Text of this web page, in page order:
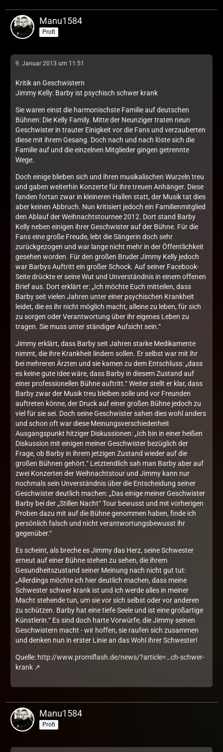
Manu1584
Profi
9. Januar 2013 um 11:51
Kritik an Geschwistern
Jimmy Kelly: Barby ist psychisch schwer krank
Sie waren einst die harmonischste Familie auf deutschen
Bühnen: Die Kelly Family. Mitte der Neunziger traten neun
Geschwister in trauter Einigkeit vor die Fans und verzauberten
diese mit ihrem Gesang. Doch nach und nach löste sich die
Familie auf und die einzelnen Mitglieder gingen getrennte
Wege.
Doch einige blieben sich und ihren musikalischen Wurzeln treu
und gaben weiterhin Konzerte für ihre treuen Anhänger. Diese
fanden fortan zwar in kleineren Hallen statt, der Musik tat dies
aber keinen Abbruch. Nun kritisiert jedoch ein Familienmitglied
den Ablauf der Weihnachtstournee 2012. Dort stand Barby
Kelly neben einigen ihrer Geschwister auf der Bühne. Für die
Fans eine große Freude, lebt die Sängerin doch sehr
zurückgezogen und war lange nicht mehr in der Öffentlichkeit
gesehen worden. Für den großen Bruder Jimmy Kelly jedoch
war Barbys Auftritt ein großer Schock. Auf seiner Facebook-
Seite drückte er seine Wut und Unverständnis in einem offenen
Brief aus. Dort erklärt er: „Ich möchte Euch mitteilen, dass
Barby seit vielen Jahren unter einer psychischen Krankheit
leidet, die es ihr nicht möglich macht, alleine zu leben, für sich
zu sorgen oder Verantwortung über ihr eigenes Leben zu
tragen. Sie muss unter ständiger Aufsicht sein.“
Jimmy erklärt, dass Barby seit Jahren starke Medikamente
nimmt, die ihre Krankheit lindern sollen. Er selbst war mit ihr
bei mehreren Ärzten und sie kamen zu dem Entschluss: „dass
es keine gute Idee wäre, dass Barby in diesem Zustand auf
einer professionellen Bühne auftritt.“ Weiter stellt er klar, dass
Barby zwar der Musik treu bleiben solle und vor Freunden
auftreten könne, der Druck auf einer großen Bühne jedoch zu
viel für sie sei. Doch seine Geschwister sahen dies wohl anders
und schon oft war diese Meinungsverschiedenheit
Ausgangspunkt hitziger Diskussionen: „Ich bin in einer heißen
Diskussion mit einigen meiner Geschwister bezüglich der
Frage, ob Barby in ihrem jetzigen Zustand wieder auf die
großen Bühnen gehört.“ Letztendlich sah man Barby aber auf
zwei Konzerten der Weihnachtstour und Jimmy kann nur
nochmals sein Unverständnis über die Entscheidung seiner
Geschwister deutlich machen: „Das einige meiner Geschwister
Barby bei der „Stillen Nacht“ Tour bewusst und mit vorherigen
Proben dazu mit auf die Bühne genommen haben, finde ich
persönlich falsch und nicht verantwortungsbewusst ihr
gegenüber.“
Es scheint, als breche es Jimmy das Herz, seine Schwester
erneut auf einer Bühne stehen zu sehen, die ihrem
Gesundheitszustand seiner Meinung nach nicht gut tut:
„Allerdings möchte ich hier deutlich machen, dass meine
Schwester schwer krank ist und ich werde alles in meiner
Macht stehende tun, um sie vor sich selbst oder vor anderen
zu schützen. Barby hat eine tiefe Seele und ist eine großartige
Künstlerin.“ Es sind doch harte Vorwürfe, die Jimmy seinen
Geschwistern macht - wir hoffen, sie raufen sich zusammen
und denken nun in erster Linie an das Wohl ihrer Schwester!
Quelle: http://www.promiflash.de/news/?article=…ch-schwer-
krank
Manu1584
Profi